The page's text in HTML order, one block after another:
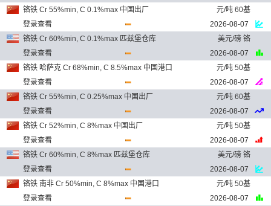
铬铁 Cr 55%min, C 0.1%max 中国出厂
元/吨 60基
登录查看
2026-08-07
铬铁 Cr 60%min, C 0.1%max 匹兹堡仓库
美元/磅 铬
登录查看
2026-08-07
铬铁 哈萨克 Cr 68%min, C 8.5%max 中国港口
元/吨 50基
登录查看
2026-08-07
铬铁 Cr 55%min, C 0.25%max 中国出厂
元/吨 60基
登录查看
2026-08-07
铬铁 Cr 52%min, C 8%max 中国出厂
元/吨 50基
登录查看
2026-08-07
铬铁 Cr 60%min, C 8%max 匹兹堡仓库
美元/磅 铬
登录查看
2026-08-07
铬铁 南非 Cr 50%min, C 8%max 中国港口
元/吨 50基
登录查看
2026-08-07